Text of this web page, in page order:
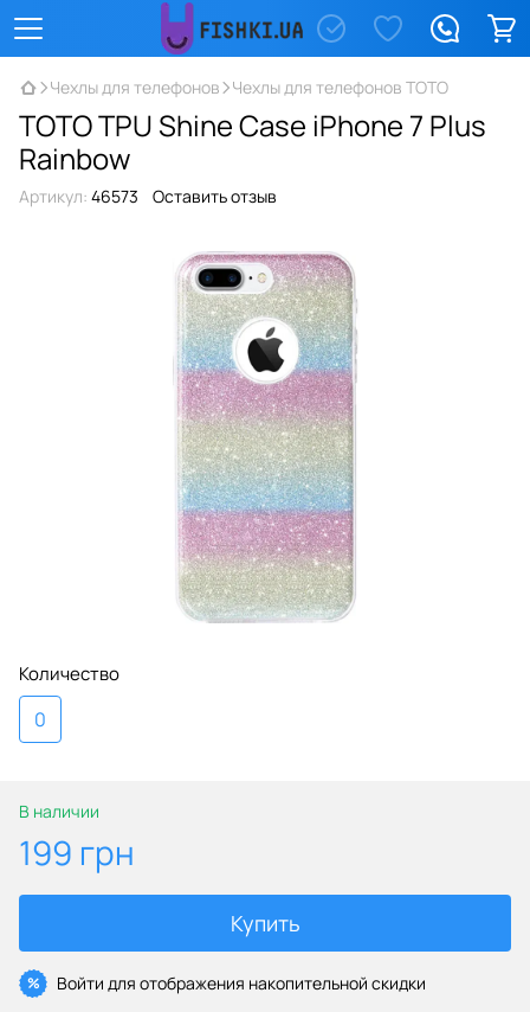
Чехлы для телефонов Чехлы для телефонов TOTO
TOTO TPU Shine Case iPhone 7 Plus
Rainbow
Артикул: 46573 Оставить отзыв
Количество
0
В наличии
199 грн
Купить
% Войти для отображения накопительной скидки